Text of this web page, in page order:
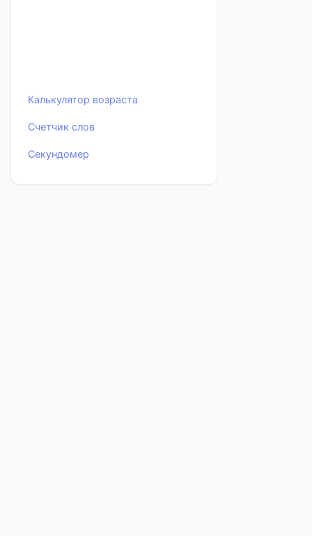
Калькулятор возраста
Счетчик слов
Секундомер